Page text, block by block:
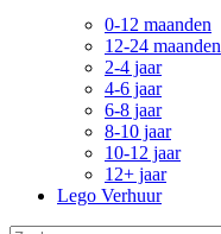
0-12 maanden
12-24 maanden
2-4 jaar
4-6 jaar
6-8 jaar
8-10 jaar
10-12 jaar
12+ jaar
Lego Verhuur